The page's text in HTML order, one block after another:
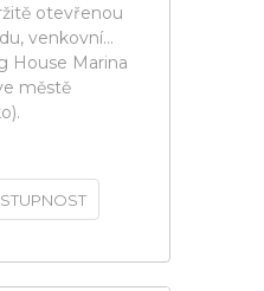
otevřenou
venkovní...
House Marina
městě